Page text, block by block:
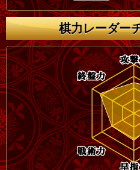
棋力レーダー